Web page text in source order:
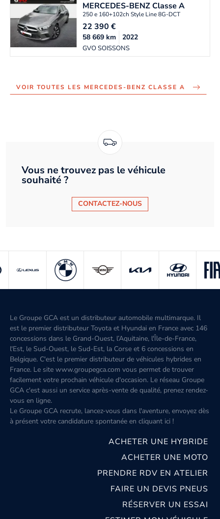
MERCEDES-BENZClasse A
250 e 160+102ch Style Line 8G-DCT
22 390€
GVO SOISSONS
58 669km 2022
VOIR TOUTES LES MERCEDES-BENZ CLASSE A
Vous ne trouvez pas le véhicule
souhaité ?
CONTACTEZ-NOUS
Le Groupe GCA est un distributeur automobile multimarque. Il
est le premier distributeur Toyota et Hyundai en France avec 146
concessions dans le Grand-Ouest, l’Aquitaine, l'Île-de-France,
l'Est, le Sud-Ouest, le Sud-Est, la Corse et 6 concessions en
Belgique. C'est le premier distributeur de véhicules hybrides en
France. Le site www.groupegca.com vous permet de trouver
facilement votre prochain véhicule d'occasion. Le réseau Groupe
GCA c'est aussi un service après-vente de qualité, prenez rendez-
vous en ligne.
Le Groupe GCA recrute, lancez-vous dans l'aventure, envoyez dès
à présent votre candidature spontanée en cliquant ici !
ACHETER UNE HYBRIDE
ACHETER UNE MOTO
PRENDRE RDV EN ATELIER
FAIRE UN DEVIS PNEUS
RÉSERVER UN ESSAI